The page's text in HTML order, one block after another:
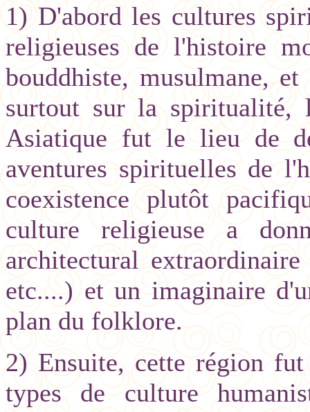
1) D'abord les cultures
religieuses de l'histoire
bouddhiste, musulmane,
surtout sur la
Asiatique fut le lieu de
aventures spirituelles de
coexistence plutôt
culture religieuse a
architectural
etc....) et un imaginaire
plan du folklore.
2) Ensuite, cette région
types de culture